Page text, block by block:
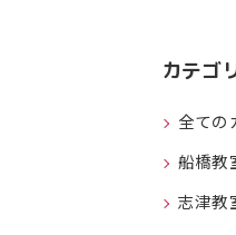
カテゴ
全ての
船橋教
志津教